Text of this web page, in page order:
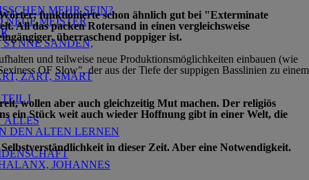
MEHR SEIN?
NEUE MEISTER
SYNNE SANDEN,
ZART, SMART
I
ALLES
DEN ALTEN LERNEN
JOHANNES
funktionierte schon ähnlich gut bei "Exterminate
All das packen Rotersand in einen vergleichsweise
überraschend poppiger ist.
und teilweise neue Produktionsmöglichkeiten einbauen (wie
OF Slow", der aus der Tiefe der suppigen Basslinien zu einem
wollen aber auch gleichzeitig Mut machen. Der religiös
ein Stück weit auch wieder Hoffnung gibt in einer Welt, die
in dieser Zeit. Aber eine Notwendigkeit.